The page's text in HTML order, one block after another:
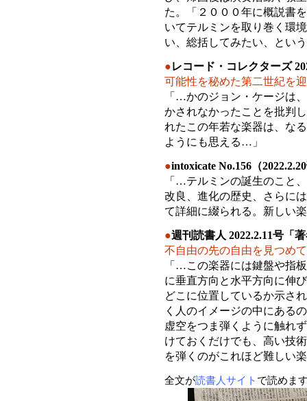
た。「２０００年に概説書
いてテルミンを取り巻く環
い、総括してみたい、とい
●レコード・コレクターズ
可能性を秘めた第二世紀を
「…かのジョン・ケージは
かされなかったことを批判
れたこの年若な楽器は、な
ようにも思える…」
●intoxicate No.156（
「…テルミンの誕生のこと
改良、進化の歴史、さらに
て詳細に綴られる。新しい
●週刊読書人 2022.2.11号「
不自由の先の自由を見つめて
「…この楽器には鍵盤や指
に垂直方向と水平方向に伸
どこに位置しているか示さ
く人のイメージの中にある
虚空をつま弾くように触れ
けておくだけでも、高い技
を弾くのがこれほど難しい
全文が読書人サイト で読めま